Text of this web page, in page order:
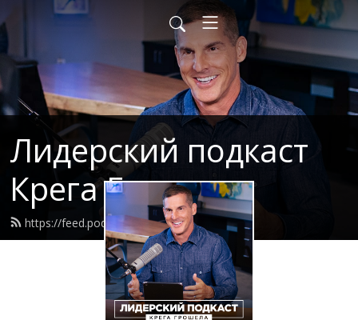
Лидерский подкаст
Крега Грошела
https://feed.podbean.com/liderstvo/feed.xml